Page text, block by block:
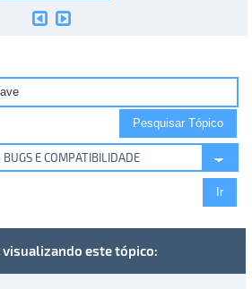
visualizando este tópico: